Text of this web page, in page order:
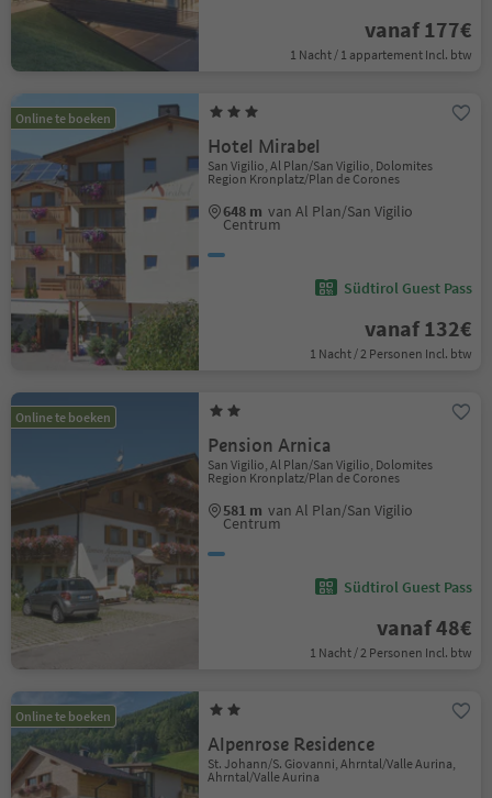
vanaf 177€
1 Nacht / 1 appartement Incl. btw
Online te boeken
Hotel Mirabel
San Vigilio, Al Plan/San Vigilio, Dolomites
Region Kronplatz/Plan de Corones
648 m van Al Plan/San Vigilio
Centrum
Südtirol Guest Pass
vanaf 132€
1 Nacht / 2 Personen Incl. btw
Online te boeken
Pension Arnica
San Vigilio, Al Plan/San Vigilio, Dolomites
Region Kronplatz/Plan de Corones
581 m van Al Plan/San Vigilio
Centrum
Südtirol Guest Pass
vanaf 48€
1 Nacht / 2 Personen Incl. btw
Online te boeken
Alpenrose Residence
St. Johann/S. Giovanni, Ahrntal/Valle Aurina,
Ahrntal/Valle Aurina